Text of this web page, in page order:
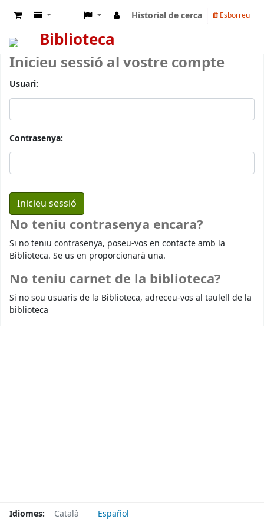
Historial de cerca Esborreu
Biblioteca
Inicieu sessió al vostre compte
Usuari:
Contrasenya:
No teniu contrasenya encara?
Si no teniu contrasenya, poseu-vos en contacte amb la
Biblioteca. Se us en proporcionarà una.
No teniu carnet de la biblioteca?
Si no sou usuaris de la Biblioteca, adreceu-vos al taulell de la
biblioteca
Idiomes: Català Español